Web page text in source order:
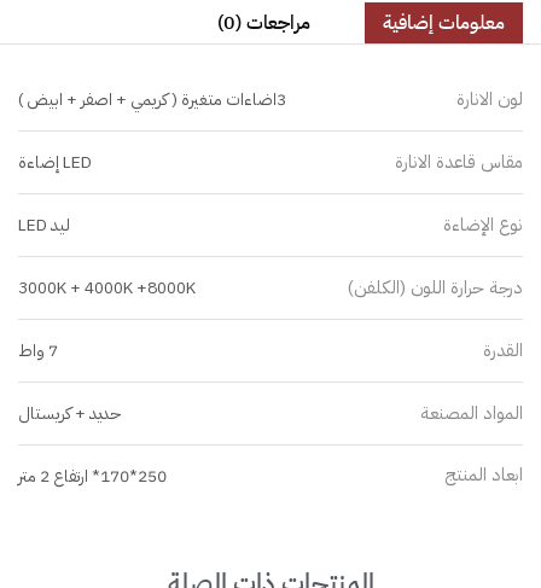
معلومات إضافية مراجعات (0)
لون الانارة 3اضاءات متغيرة ( كريمي + اصفر + ابيض )
مقاس قاعدة الانارة LED إضاءة
نوع الإضاءة ليد LED
درجة حرارة اللون (الكلفن) 3000K + 4000K +8000K
القدرة 7 واط
المواد المصنعة حديد + كريستال
ابعاد المنتج 250*170* ارتفاع 2 متر